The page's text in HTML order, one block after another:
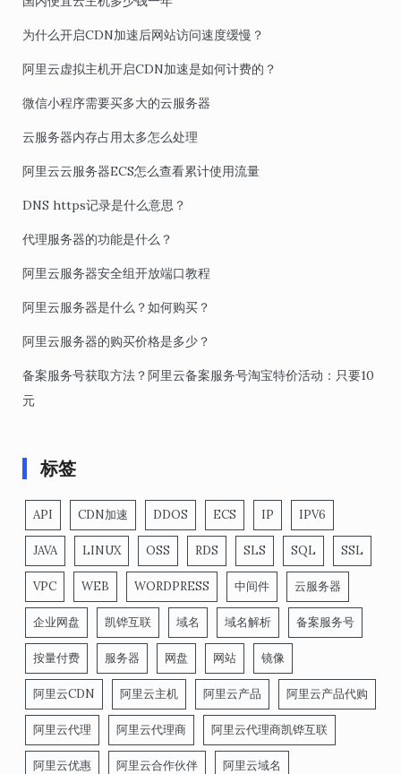
为什么开启CDN加速后网站访问速度缓慢？
阿里云虚拟主机开启CDN加速是如何计费的？
微信小程序需要买多大的云服务器
云服务器内存占用太多怎么处理
阿里云云服务器ECS怎么查看累计使用流量
DNS https记录是什么意思？
代理服务器的功能是什么？
阿里云服务器安全组开放端口教程
阿里云服务器是什么？如何购买？
阿里云服务器的购买价格是多少？
备案服务号获取方法？阿里云备案服务号淘宝特价活动：只要10
元
标签
API CDN加速 DDOS ECS IP IPV6
JAVA LINUX OSS RDS SLS SQL SSL
VPC WEB WORDPRESS 中间件 云服务器
企业网盘 凯铧互联 域名 域名解析 备案服务号
按量付费 服务器 网盘 网站 镜像
阿里云CDN 阿里云主机 阿里云产品 阿里云产品代购
阿里云代理 阿里云代理商 阿里云代理商凯铧互联
阿里云优惠 阿里云合作伙伴 阿里云域名